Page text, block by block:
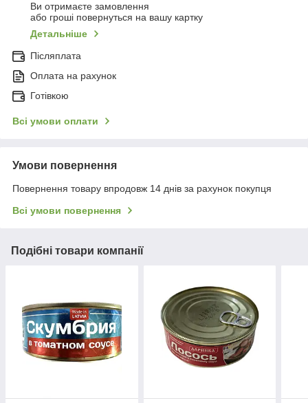
Ви отримаєте замовлення
або гроші повернуться на вашу картку
Детальніше
Післяплата
Оплата на рахунок
Готівкою
Всі умови оплати
Умови повернення
Повернення товару впродовж 14 днів за рахунок покупця
Всі умови повернення
Подібні товари компанії